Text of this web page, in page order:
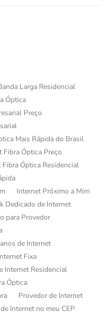
Larga Residencial
Óptica
Preço
Mais Rápida do Brasil
Fibra Óptica Preço
Fibra Óptica Residencial
Internet Próximo a Mim
Dedicado de Internet
para Provedor
de Internet
Fixa
Internet Residencial
Óptica
Provedor de Internet
Internet no meu CEP